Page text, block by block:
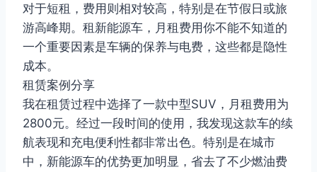
对于短租，费用则相对较高，特别是在节假日或旅
游高峰期。租新能源车，月租费用你不能不知道的
一个重要因素是车辆的保养与电费，这些都是隐性
成本。
租赁案例分享
我在租赁过程中选择了一款中型SUV，月租费用为
2800元。经过一段时间的使用，我发现这款车的续
航表现和充电便利性都非常出色。特别是在城市
中，新能源车的优势更加明显，省去了不少燃油费